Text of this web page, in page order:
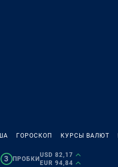
ГОРОСКОП КУРСЫ ВАЛЮТ
3 ПРОБКИ
USD 82,17
EUR 94,84